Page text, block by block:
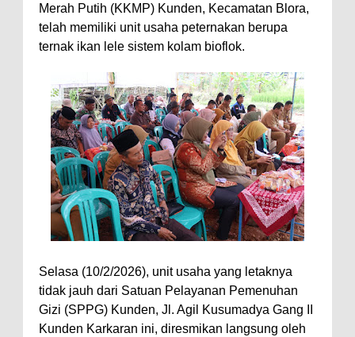
Merah Putih (KKMP) Kunden, Kecamatan Blora,
telah memiliki unit usaha peternakan berupa
ternak ikan lele sistem kolam bioflok.
Selasa (10/2/2026), unit usaha yang letaknya
tidak jauh dari Satuan Pelayanan Pemenuhan
Gizi (SPPG) Kunden, Jl. Agil Kusumadya Gang II
Kunden Karkaran ini, diresmikan langsung oleh